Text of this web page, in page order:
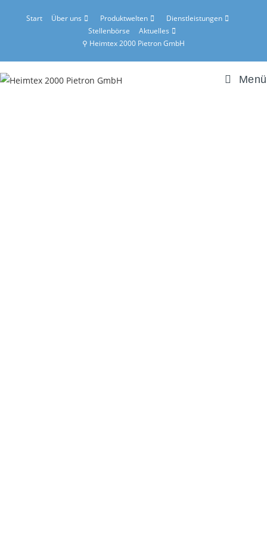
Start Über uns Produktwelten
Dienstleistungen
Stellenbörse
Aktuelles
⚲ Heimtex 2000 Pietron GmbH
Menü